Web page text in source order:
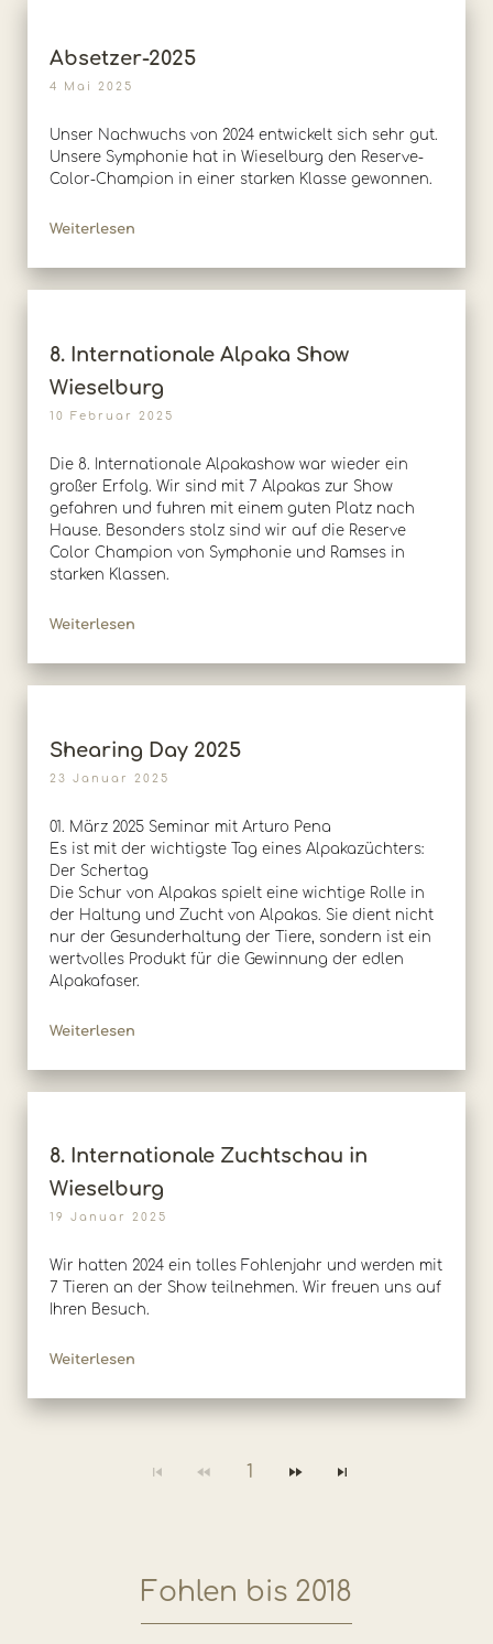
Absetzer-2025
4 Mai 2025
Unser Nachwuchs von 2024 entwickelt sich sehr gut.
Unsere Symphonie hat in Wieselburg den Reserve-
Color-Champion in einer starken Klasse gewonnen.
Weiterlesen
8. Internationale Alpaka Show
Wieselburg
10 Februar 2025
Die 8. Internationale Alpakashow war wieder ein
großer Erfolg. Wir sind mit 7 Alpakas zur Show
gefahren und fuhren mit einem guten Platz nach
Hause. Besonders stolz sind wir auf die Reserve
Color Champion von Symphonie und Ramses in
starken Klassen.
Weiterlesen
Shearing Day 2025
23 Januar 2025
01. März 2025 Seminar mit Arturo Pena
Es ist mit der wichtigste Tag eines Alpakazüchters:
Der Schertag
Die Schur von Alpakas spielt eine wichtige Rolle in
der Haltung und Zucht von Alpakas. Sie dient nicht
nur der Gesunderhaltung der Tiere, sondern ist ein
wertvolles Produkt für die Gewinnung der edlen
Alpakafaser.
Weiterlesen
8. Internationale Zuchtschau in
Wieselburg
19 Januar 2025
Wir hatten 2024 ein tolles Fohlenjahr und werden mit
7 Tieren an der Show teilnehmen. Wir freuen uns auf
Ihren Besuch.
Weiterlesen
1
Fohlen bis 2018